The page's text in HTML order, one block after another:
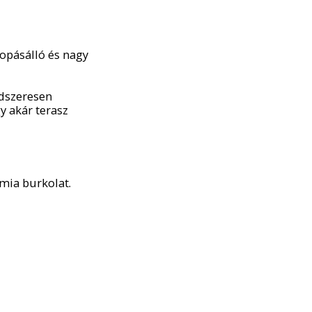
és nagy
akár terasz
burkolat.